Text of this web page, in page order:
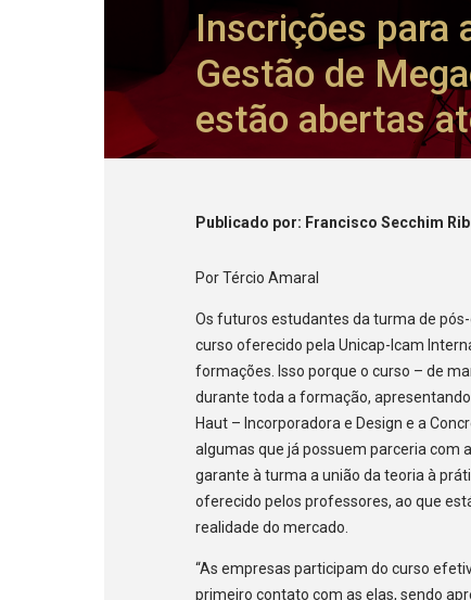
Inscrições para
Gestão de
estão abertas
Publicado por: Francisco Secchim
Por Tércio Amaral
Os futuros estudantes da turma de
curso oferecido pela Unicap-Icam
formações. Isso porque o curso – de
durante toda a formação,
Haut – Incorporadora e Design e a
algumas que já possuem parceria com
garante à turma a união da teoria à
oferecido pelos professores, ao que
realidade do mercado.
“As empresas participam do curso
primeiro contato com as elas, sendo